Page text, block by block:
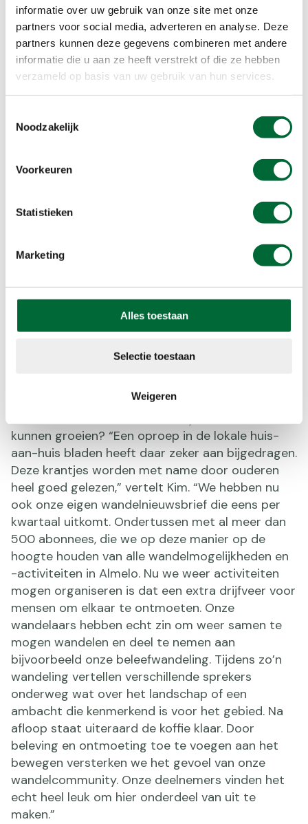
informatie over uw gebruik van onze site met onze
partners voor social media, adverteren en analyse. Deze
partners kunnen deze gegevens combineren met andere
informatie die u aan ze heeft verstrekt of die ze hebben
verzameld op basis van uw gebruik van hun services.
Noodzakelijk
Voorkeuren
Statistieken
Marketing
Alles toestaan
Selectie toestaan
Weigeren
hebben om in beweging te komen. Kim: “Samen
met de Stichting Present hebben we ‘walk en
talk’ ontwikkeld. We koppelen een vrijwilliger aan
iemand die het moeilijk heeft en wel wat hulp kan
gebruiken. Vaak zijn dit kwetsbare ouderen of
mensen met een migratie achtergrond. Een
een sociaal isolement halen. Wandelen als sociaal
kunnen groeien? “Een oproep in de lokale huis-
aan-huis bladen heeft daar zeker aan bijgedragen.
Deze krantjes worden met name door ouderen
heel goed gelezen,” vertelt Kim. “We hebben nu
ook onze eigen wandelnieuwsbrief die eens per
kwartaal uitkomt. Ondertussen met al meer dan
500 abonnees, die we op deze manier op de
hoogte houden van alle wandelmogelijkheden en
-activiteiten in Almelo. Nu we weer activiteiten
mogen organiseren is dat een extra drijfveer voor
mensen om elkaar te ontmoeten. Onze
wandelaars hebben echt zin om weer samen te
mogen wandelen en deel te nemen aan
bijvoorbeeld onze beleefwandeling. Tijdens zo’n
wandeling vertellen verschillende sprekers
onderweg wat over het landschap of een
ambacht die kenmerkend is voor het gebied. Na
afloop staat uiteraard de koffie klaar. Door
beleving en ontmoeting toe te voegen aan het
bewegen versterken we het gevoel van onze
wandelcommunity. Onze deelnemers vinden het
echt heel leuk om hier onderdeel van uit te
maken.”